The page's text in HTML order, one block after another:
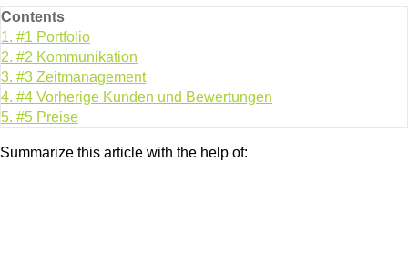
Contents
1. #1 Portfolio
2. #2 Kommunikation
3. #3 Zeitmanagement
4. #4 Vorherige Kunden und Bewertungen
5. #5 Preise
Summarize this article with the help of: